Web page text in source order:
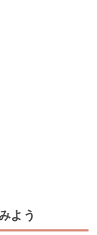
よう